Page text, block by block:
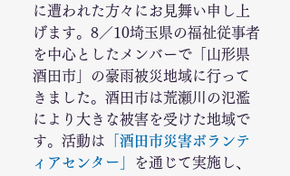
に遭われた方々にお見舞い申し上
げます。8／10埼玉県の福祉従事者
を中心としたメンバーで「山形県
酒田市」の豪雨被災地域に行って
きました。酒田市は荒瀬川の氾濫
により大きな被害を受けた地域で
す。活動は
「酒田市災害ボランテ
ィアセンター」
を通じて実施し、